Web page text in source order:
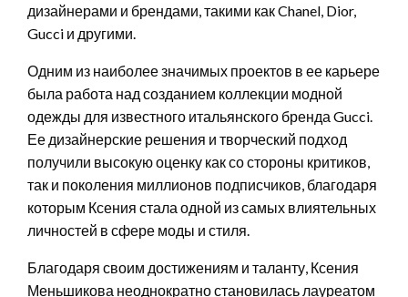
дизайнерами и брендами, такими как Chanel, Dior,
Gucci и другими.
Одним из наиболее значимых проектов в ее карьере
была работа над созданием коллекции модной
одежды для известного итальянского бренда Gucci.
Ее дизайнерские решения и творческий подход
получили высокую оценку как со стороны критиков,
так и поколения миллионов подписчиков, благодаря
которым Ксения стала одной из самых влиятельных
личностей в сфере моды и стиля.
Благодаря своим достижениям и таланту, Ксения
Меньшикова неоднократно становилась лауреатом